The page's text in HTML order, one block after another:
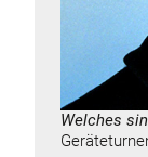
Welches